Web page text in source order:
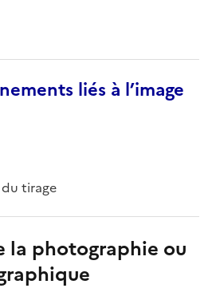
liés à l’image
tirage
la photographie ou